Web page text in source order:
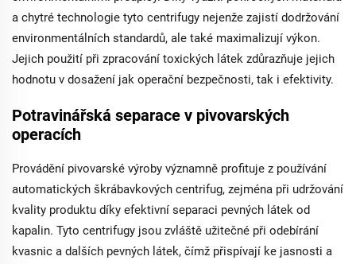
a chytré technologie tyto centrifugy nejenže zajistí dodržování
environmentálních standardů, ale také maximalizují výkon.
Jejich použití při zpracování toxických látek zdůrazňuje jejich
hodnotu v dosažení jak operační bezpečnosti, tak i efektivity.
Potravinářská separace v pivovarských
operacích
Provádění pivovarské výroby významně profituje z používání
automatických škrábavkových centrifug, zejména při udržování
kvality produktu díky efektivní separaci pevných látek od
kapalin. Tyto centrifugy jsou zvláště užitečné při odebírání
kvasnic a dalších pevných látek, čímž přispívají ke jasnosti a